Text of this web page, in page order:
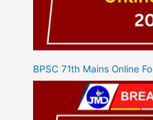
BPSC 71th Mains Online